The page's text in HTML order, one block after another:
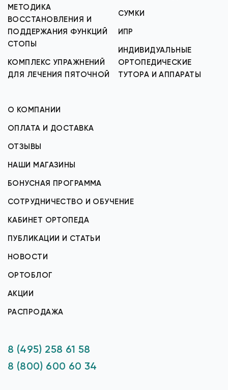
МЕТОДИКА
ВОССТАНОВЛЕНИЯ И
ПОДДЕРЖАНИЯ ФУНКЦИЙ
СТОПЫ
КОМПЛЕКС УПРАЖНЕНИЙ
ДЛЯ ЛЕЧЕНИЯ ПЯТОЧНОЙ
СУМКИ
ИПР
ИНДИВИДУАЛЬНЫЕ
ОРТОПЕДИЧЕСКИЕ
ТУТОРА И АППАРАТЫ
О КОМПАНИИ
ОПЛАТА И ДОСТАВКА
ОТЗЫВЫ
НАШИ МАГАЗИНЫ
БОНУСНАЯ ПРОГРАММА
СОТРУДНИЧЕСТВО И ОБУЧЕНИЕ
КАБИНЕТ ОРТОПЕДА
ПУБЛИКАЦИИ И СТАТЬИ
НОВОСТИ
ОРТОБЛОГ
АКЦИИ
РАСПРОДАЖА
8 (495) 258 61 58
8 (800) 600 60 34